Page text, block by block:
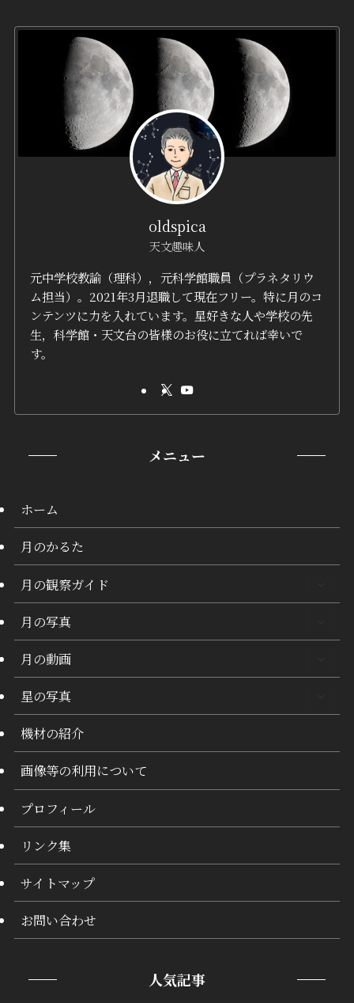
oldspica
天文趣味人
元中学校教諭（理科），元科学館職員（プラネタリウ
ム担当）。2021年3月退職して現在フリー。特に月のコ
ンテンツに力を入れています。星好きな人や学校の先
生，科学館・天文台の皆様のお役に立てれば幸いで
す。
メニュー
ホーム
月のかるた
月の観察ガイド
月の写真
月の動画
星の写真
機材の紹介
画像等の利用について
プロフィール
リンク集
サイトマップ
お問い合わせ
人気記事